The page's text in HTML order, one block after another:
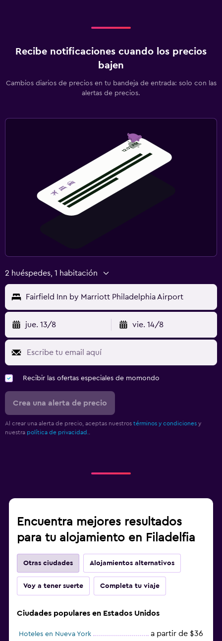
Recibe notificaciones cuando los precios
bajen
Cambios diarios de precios en tu bandeja de entrada: solo con las
alertas de precios.
2 huéspedes, 1 habitación
Fairfield Inn by Marriott Philadelphia Airport
jue. 13/8 vie. 14/8
Recibir las ofertas especiales de momondo
Crea una alerta de precio
Al crear una alerta de precio, aceptas nuestros términos y condiciones y
nuestra política de privacidad.
Encuentra mejores resultados
para tu alojamiento en Filadelfia
Otras ciudades Alojamientos alternativos
Voy a tener suerte Completa tu viaje
Ciudades populares en Estados Unidos
Hoteles en Nueva York a partir de $36